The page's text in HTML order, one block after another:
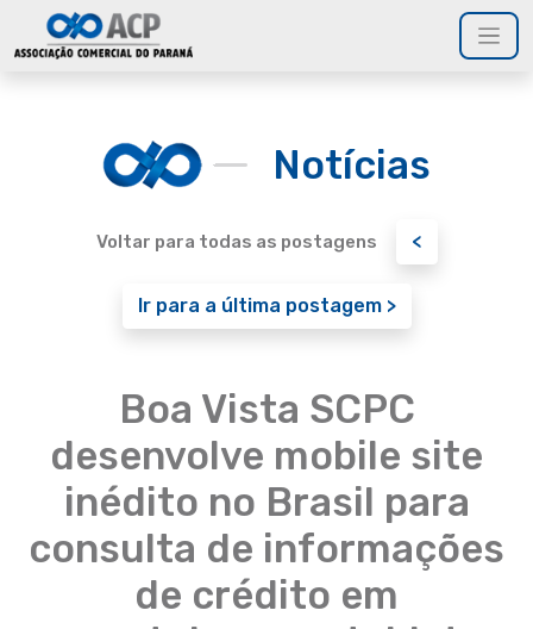
Notícias
Voltar para todas as postagens <
Ir para a última postagem >
Boa Vista SCPC
desenvolve mobile site
inédito no Brasil para
consulta de informações
de crédito em